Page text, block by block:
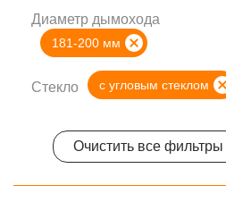
Диаметр дымохода
181-200 мм
Стекло с угловым стеклом
Очистить все фильтры